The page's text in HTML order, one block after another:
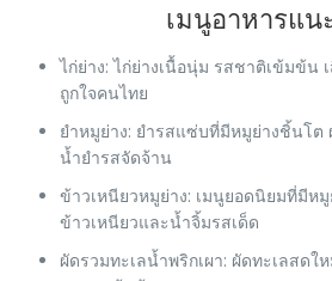
เมนูอาหารแน
ไก่ย่าง: ไก่ย่างเนื้อนุ่ม รสชาติเข้มข้น
ถูกใจคนไทย
ยำหมูย่าง: ยำรสแซ่บที่มีหมูย่างชิ้นโต
น้ำยำรสจัดจ้าน
ข้าวเหนียวหมูย่าง: เมนูยอดนิยมที่มีห
ข้าวเหนียวและน้ำจิ้มรสเด็ด
ผัดรวมทะเลน้ำพริกเผา: ผัดทะเลสดใ